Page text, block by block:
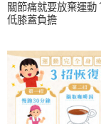
關節痛就要放棄運動
低膝蓋負擔